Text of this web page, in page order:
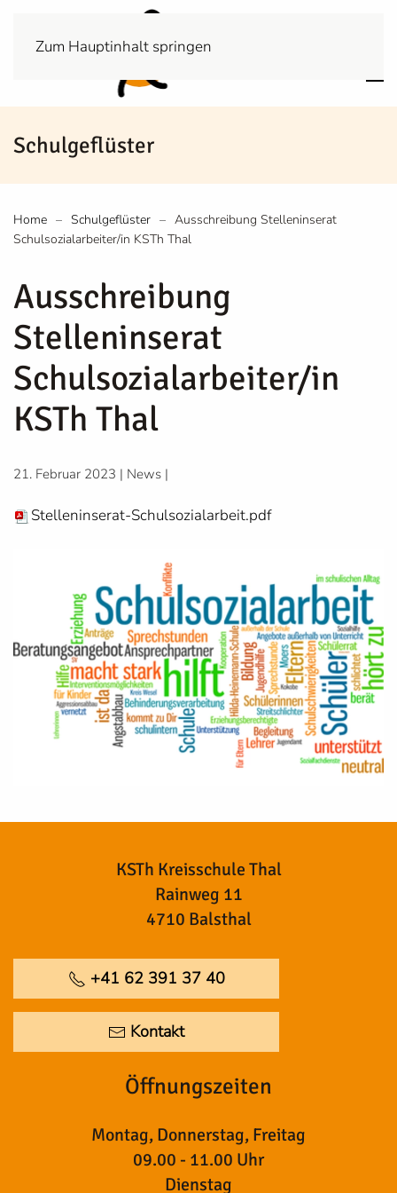
Zum Hauptinhalt springen
Schulgeflüster
Home Schulgeflüster
Ausschreibung Stelleninserat
Schulsozialarbeiter/in KSTh Thal
Ausschreibung
Stelleninserat
Schulsozialarbeiter/in
KSTh Thal
21. Februar 2023 | News |
Stelleninserat-Schulsozialarbeit.pdf
KSTh Kreisschule Thal
Rainweg 11
4710 Balsthal
+41 62 391 37 40
Kontakt
Öffnungszeiten
Montag, Donnerstag, Freitag
09.00 - 11.00 Uhr
Dienstag